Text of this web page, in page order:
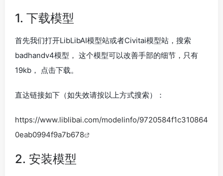
1. 下载模型
首先我们打开LibLibAI模型站或者Civitai模型站，搜索
badhandv4模型， 这个模型可以改善手部的细节， 只有
19kb ， 点击下载。
直达链接如下（如失效请按以上方式搜索）：
https://www.liblibai.com/modelinfo/9720584f1c310864
0eab0994f9a7b678
2. 安装模型